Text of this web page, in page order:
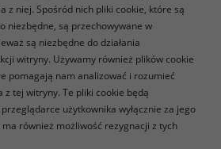
SYLWETKI
sylwetka, zmniejszenie cellulitu
karbonowa
Fala uderzeniowa Storz
– jedyny w Łodzi
Masaż głowy Mezoterapia skóry głowy
SŁOWNIK
SPA MASAŻE
W SEZONACH
z niej. Spośród nich pliki cookie, które są
niezbędne, są przechowywane w
są niezbędne do działania
witryny. Używamy również plików cookie
pomagają nam analizować i rozumieć
z tej witryny. Te pliki cookie będą
użytkownika wyłącznie za jego
również możliwość rezygnacji z tych